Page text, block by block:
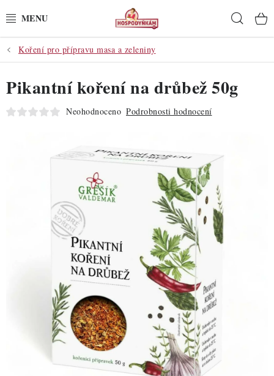
na
POTŘEBY
POMŮCKY
SUROVINY
DO KUCHYNĚ
POCHUTINY
ZDRAVÉ PEČENÍ
DÁRKOVÉ POUKAZY
TÉMATICKÉ PRODUKTY
PROFI BALENÍ
Koření pro přípravu masa a zeleniny
Pikantní koření na drůbež 50g
Neohodnoceno Podrobnosti hodnocení